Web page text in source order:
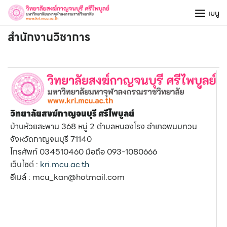
Skip
content
เมนู
สำนักงานวิชาการ
วิทยาลัยสงฆ์กาญจนบุรี ศรีไพบูลย์
บ้านห้วยสะพาน 368 หมู่ 2 ตำบลหนองโรง อำเภอพนมทวน
จังหวัดกาญจนบุรี 71140
โทรศัพท์ 034510460 มือถือ 093-1080666
เว็บไซต์ : kri.mcu.ac.th
อีเมล์ : mcu_kan@hotmail.com